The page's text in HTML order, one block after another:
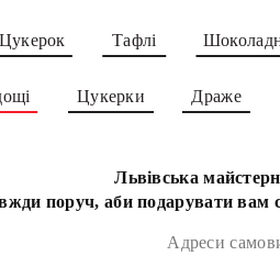
Тафлі
Цукерки Драже
Львівська
поруч, аби подарувати вам
Адреси